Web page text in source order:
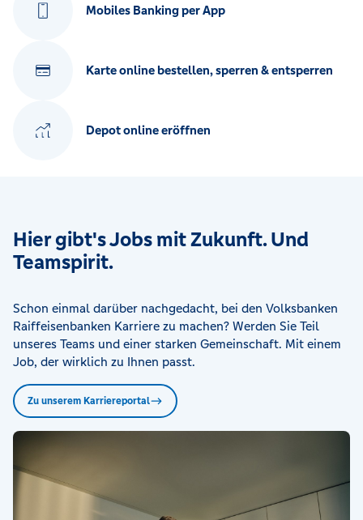
Mobiles Banking per App
Karte online bestellen, sperren & entsperren
Depot online eröffnen
Hier gibt's Jobs mit Zukunft. Und
Teamspirit.
Schon einmal darüber nachgedacht, bei den Volksbanken
Raiffeisenbanken Karriere zu machen? Werden Sie Teil
unseres Teams und einer starken Gemeinschaft. Mit einem
Job, der wirklich zu Ihnen passt.
Zu unserem Karriereportal